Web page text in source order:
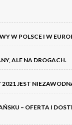
W POLSCE I W
ALE NA DROGACH.
JEST
– OFERTA I